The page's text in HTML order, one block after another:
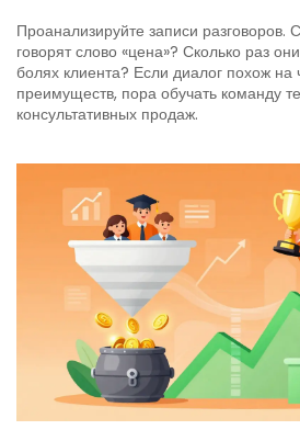
Проанализируйте записи разговоров.
говорят слово «цена»? Сколько раз
болях клиента? Если диалог похож на
преимуществ, пора обучать команду
консультативных продаж.